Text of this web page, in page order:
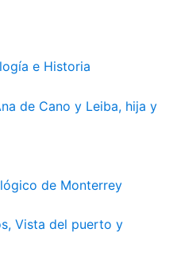
e Historia
de Cano y Leiba, hija y
de Monterrey
Vista del puerto y